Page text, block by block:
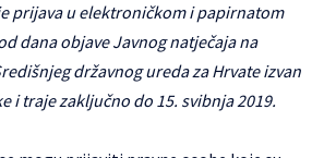
prijava u elektroničkom i papirnatom
dana objave Javnog natječaja na
državnog ureda za Hrvate izvan
i traje zaključno do 15. svibnja 2019.